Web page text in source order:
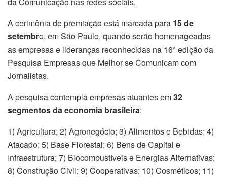
A cerimônia de premiação está marcada para 15 de
setembro, em São Paulo, quando serão homenageadas
as empresas e lideranças reconhecidas na 16ª edição da
Pesquisa Empresas que Melhor se Comunicam com
Jornalistas.
A pesquisa contempla empresas atuantes em32
segmentos da economia brasileira:
1) Agricultura; 2) Agronegócio; 3) Alimentos e Bebidas; 4)
Atacado; 5) Base Florestal; 6) Bens de Capital e
Infraestrutura; 7) Biocombustíveis e Energias Alternativas;
8) Construção Civil; 9) Cooperativas; 10) Cosméticos; 11)